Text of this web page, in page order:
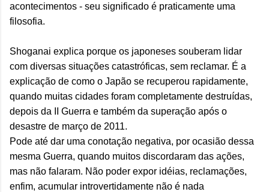
acontecimentos - seu significado é praticamente uma
filosofia.
Shoganai explica porque os japoneses souberam lidar
com diversas situações catastróficas, sem reclamar. É a
explicação de como o Japão se recuperou rapidamente,
quando muitas cidades foram completamente destruídas,
depois da II Guerra e também da superação após o
desastre de março de 2011.
Pode até dar uma conotação negativa, por ocasião dessa
mesma Guerra, quando muitos discordaram das ações,
mas não falaram. Não poder expor idéias, reclamações,
enfim, acumular introvertidamente não é nada